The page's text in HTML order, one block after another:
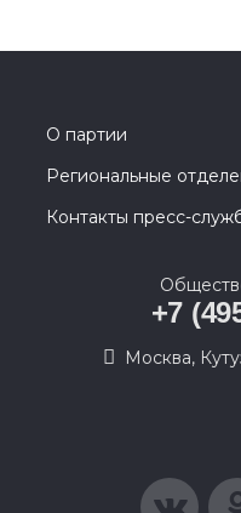
О партии
Региональные
Контакты пресс-
+7
Москва,